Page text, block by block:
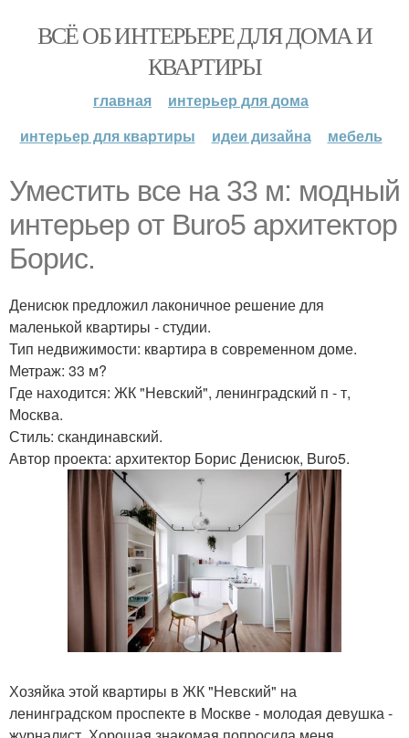
ВСЁ ОБ ИНТЕРЬЕРЕ ДЛЯ ДОМА И
КВАРТИРЫ
главная
интерьер для дома
интерьер для квартиры
идеи дизайна мебель
Уместить все на 33 м: модный
интерьер от Buro5 архитектор
Борис.
Денисюк предложил лаконичное решение для
маленькой квартиры - студии.
Тип недвижимости: квартира в современном доме.
Метраж: 33 м?
Где находится: ЖК "Невский", ленинградский п - т,
Москва.
Стиль: скандинавский.
Автор проекта: архитектор Борис Денисюк, Buro5.
Хозяйка этой квартиры в ЖК "Невский" на
ленинградском проспекте в Москве - молодая девушка -